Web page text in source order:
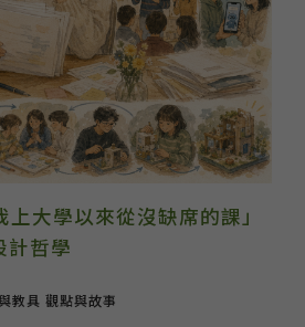
大學以來從沒缺席的課」
哲學
教具 觀點與故事